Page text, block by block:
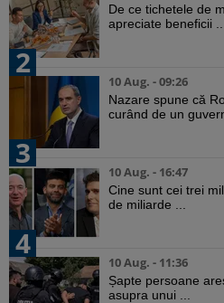
De ce tichetele de
apreciate beneficii ...
2
10 Aug. - 09:26
Nazare spune că
curând de un guvern
3
10 Aug. - 16:47
Cine sunt cei trei
de miliarde ...
4
10 Aug. - 11:36
Șapte persoane
asupra unui ...